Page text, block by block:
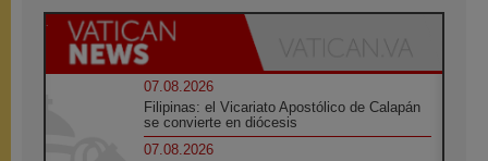
07.08.2026
Filipinas: el Vicariato Apostólico de Calapán
se convierte en diócesis
07.08.2026